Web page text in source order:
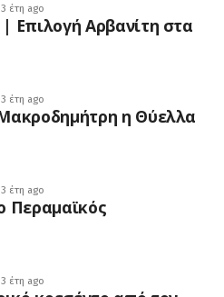
3 έτη ago
Επιλογή Αρβανίτη στα
3 έτη ago
η Θύελλα
3 έτη ago
Περαμαϊκός
3 έτη ago